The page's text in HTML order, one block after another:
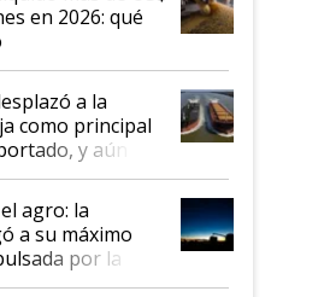
en 2026: qué
a la
como principal
y aún así
casi seis de cada
sostuvo el
semestre
agro: la
a su máximo
por la
exportaciones